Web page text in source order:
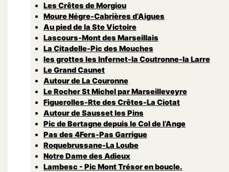
Les Crêtes de Morgiou
Moure Négre-Cabrières d’Aigues
Au pied de la Ste Victoire
Lascours-Mont des Marseillais
La Citadelle-Pic des Mouches
les grottes les Infernet-la Coutronne-la Larre
Le Grand Caunet
Autour de La Couronne
Le Rocher St Michel par Marseilleveyre
Figuerolles-Rte des Crêtes-La Ciotat
Autour de Sausset les Pins
Pic de Bertagne depuis le Col de l’Ange
Pas des 4Fers-Pas Garrigue
Roquebrussane-La Loube
Notre Dame des Adieux
Lambesc - Pic Mont Trésor en boucle.